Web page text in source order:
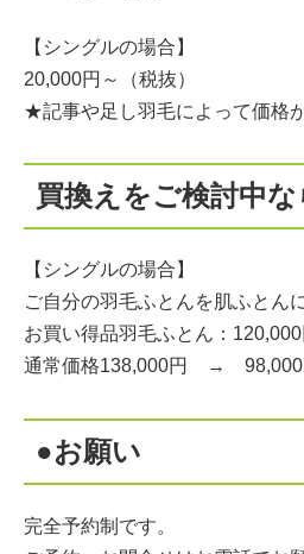
【シングルの場合】
20,000円～（税抜）
★記事や足し羽毛によって価格
買換えをご検討中な
【シングルの場合】
ご自分の羽毛ふとんを肌ふとん
お買い得品羽毛ふとん：120,000
通常価格138,000円 → 98,000
●お願い
完全予約制です。